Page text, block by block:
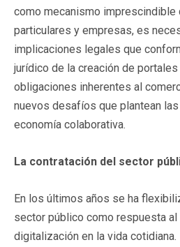
como mecanismo imprescindible
particulares y empresas, es
implicaciones legales que
jurídico de la creación de
obligaciones inherentes al
nuevos desafíos que plantean
economía colaborativa.
La contratación del sector
En los últimos años se ha
sector público como respuesta
digitalización en la vida